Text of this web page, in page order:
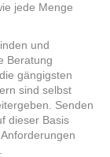
jede Menge
und
Beratung
gängigsten
sind selbst
Senden
dieser Basis